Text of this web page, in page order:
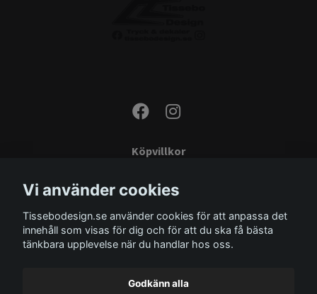
Köpvillkor
Monteringsinstruktioner
Miljö
Storleksguide
Vi använder cookies
Tissebodesign.se använder cookies för att anpassa det
innehåll som visas för dig och för att du ska få bästa
tänkbara upplevelse när du handlar hos oss.
Godkänn alla